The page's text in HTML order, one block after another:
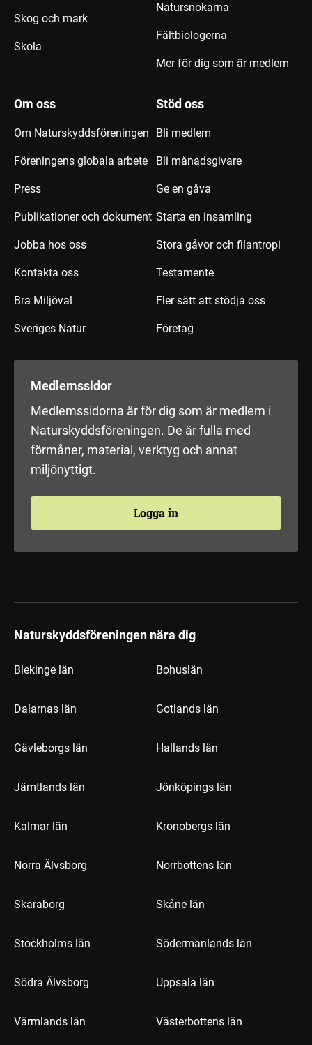
Skog och mark
Skola
Natursnokarna
Fältbiologerna
Mer för dig som är medlem
Om oss
Om Naturskyddsföreningen
Föreningens globala arbete
Press
Publikationer och dokument
Jobba hos oss
Kontakta oss
Bra Miljöval
Sveriges Natur
Stöd oss
Bli medlem
Bli månadsgivare
Ge en gåva
Starta en insamling
Stora gåvor och filantropi
Testamente
Fler sätt att stödja oss
Företag
Medlemssidor
Medlemssidorna är för dig som är medlem i
Naturskyddsföreningen. De är fulla med
förmåner, material, verktyg och annat
miljönyttigt.
Logga in
Naturskyddsföreningen nära dig
Blekinge län Bohuslän
Dalarnas län Gotlands län
Gävleborgs län Hallands län
Jämtlands län Jönköpings län
Kalmar län Kronobergs län
Norra Älvsborg Norrbottens län
Skaraborg Skåne län
Stockholms län Södermanlands län
Södra Älvsborg Uppsala län
Värmlands län Västerbottens län